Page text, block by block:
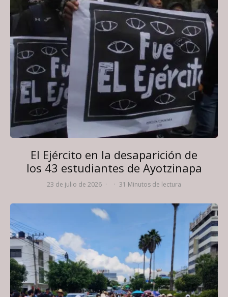
El Ejército en la desaparición de
los 43 estudiantes de Ayotzinapa
23 de julio de 2026 · · 31 Minutos de lectura